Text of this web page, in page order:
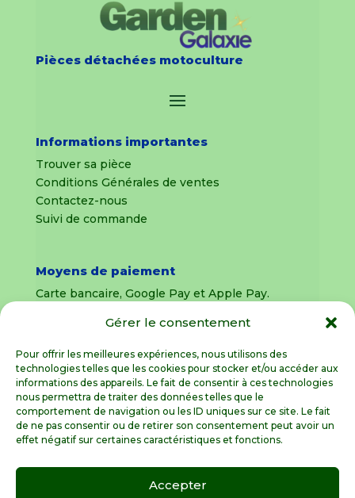
Gérer le consentement
Pour offrir les meilleures expériences, nous utilisons des
technologies telles que les cookies pour stocker et/ou accéder aux
informations des appareils. Le fait de consentir à ces technologies
nous permettra de traiter des données telles que le
comportement de navigation ou les ID uniques sur ce site. Le fait
de ne pas consentir ou de retirer son consentement peut avoir un
effet négatif sur certaines caractéristiques et fonctions.
Accepter
Pièces détachées motoculture
Informations importantes
Trouver sa pièce
Conditions Générales de ventes
Contactez-nous
Suivi de commande
Moyens de paiement
Carte bancaire, Google Pay et Apple Pay.
uniquement
Livraison sous 8 jours pour les pièces
détachées
Livraisons sous 15 jours pour les outillages de
jardin (sous réserve de stock disponible)